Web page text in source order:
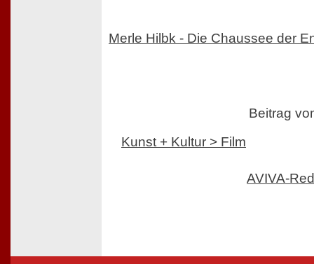
Merle Hilbk - Die Chaussee der
Kunst + Kultur > Film
Beitrag
AVIVA-